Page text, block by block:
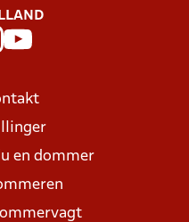
en dommer